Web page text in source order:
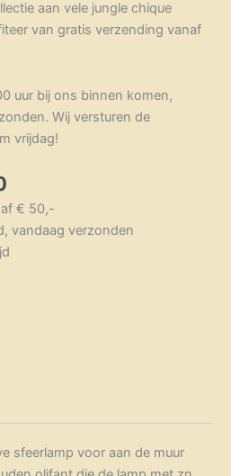
aan vele jungle chique
van gratis verzending vanaf
uur bij ons binnen komen,
Wij versturen de
vrijdag!
prijs
is:
€ 75,00.
€ 50,-
vandaag verzonden
sfeerlamp voor aan de muur